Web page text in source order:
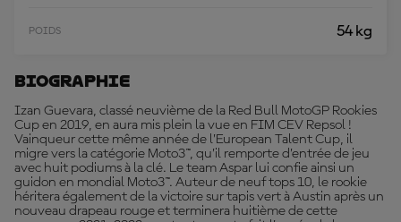
POIDS 54 kg
Biographie
Izan Guevara, classé neuvième de la Red Bull MotoGP Rookies
Cup en 2019, en aura mis plein la vue en FIM CEV Repsol !
Vainqueur cette même année de l’European Talent Cup, il
migre vers la catégorie Moto3™, qu’il remporte d’entrée de jeu
avec huit podiums à la clé. Le team Aspar lui confie ainsi un
guidon en mondial Moto3™. Auteur de neuf tops 10, le rookie
héritera également de la victoire sur tapis vert à Austin après un
nouveau drapeau rouge et terminera huitième de cette